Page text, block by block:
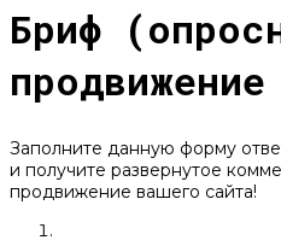
Бриф
Заполните данную форму
и получите развернутое
продвижение вашего сайта!